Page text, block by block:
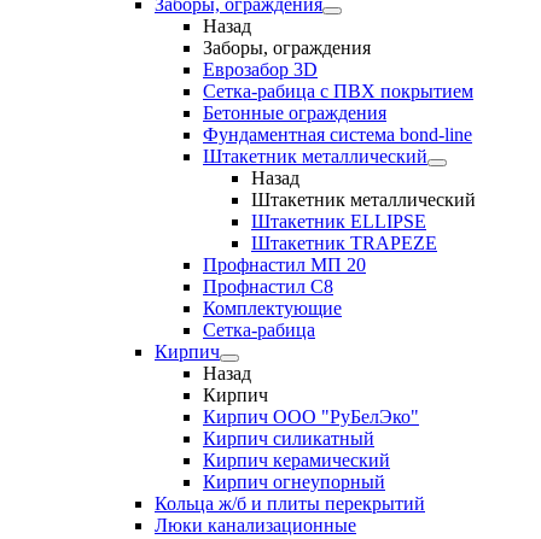
Заборы, ограждения
Назад
Заборы, ограждения
Еврозабор 3D
Сетка-рабица с ПВХ покрытием
Бетонные ограждения
Фундаментная система bond-line
Штакетник металлический
Назад
Штакетник металлический
Штакетник ELLIPSE
Штакетник TRAPEZE
Профнастил МП 20
Профнастил С8
Комплектующие
Сетка-рабица
Кирпич
Назад
Кирпич
Кирпич ООО "РуБелЭко"
Кирпич силикатный
Кирпич керамический
Кирпич огнеупорный
Кольца ж/б и плиты перекрытий
Люки канализационные